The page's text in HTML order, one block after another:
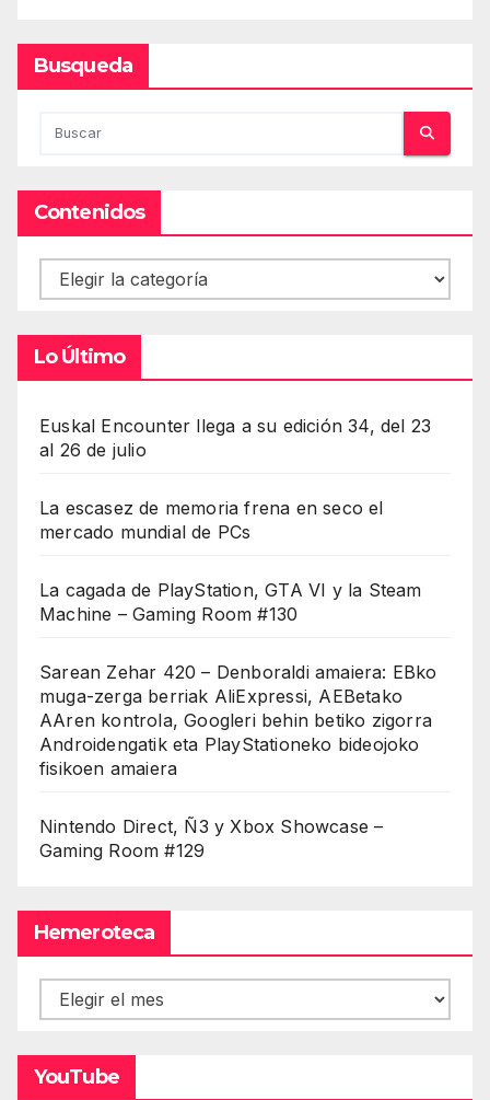
Busqueda
Contenidos
Contenidos
Lo Último
Euskal Encounter llega a su edición 34, del 23
al 26 de julio
La escasez de memoria frena en seco el
mercado mundial de PCs
La cagada de PlayStation, GTA VI y la Steam
Machine – Gaming Room #130
Sarean Zehar 420 – Denboraldi amaiera: EBko
muga-zerga berriak AliExpressi, AEBetako
AAren kontrola, Googleri behin betiko zigorra
Androidengatik eta PlayStationeko bideojoko
fisikoen amaiera
Nintendo Direct, Ñ3 y Xbox Showcase –
Gaming Room #129
Hemeroteca
Hemeroteca
YouTube